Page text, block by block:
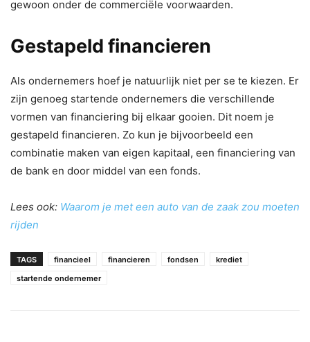
gewoon onder de commerciële voorwaarden.
Gestapeld financieren
Als ondernemers hoef je natuurlijk niet per se te kiezen. Er
zijn genoeg startende ondernemers die verschillende
vormen van financiering bij elkaar gooien. Dit noem je
gestapeld financieren. Zo kun je bijvoorbeeld een
combinatie maken van eigen kapitaal, een financiering van
de bank en door middel van een fonds.
Lees ook: Waarom je met een auto van de zaak zou moeten
rijden
TAGS financieel financieren fondsen
krediet
startende ondernemer